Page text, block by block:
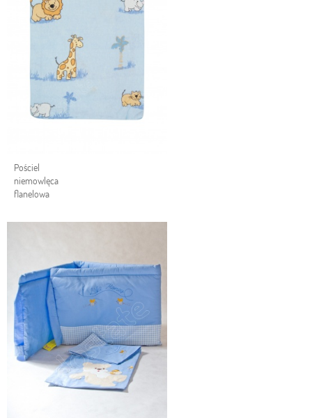
Pościel
niemowlęca
flanelowa